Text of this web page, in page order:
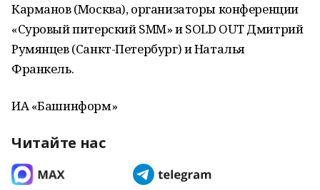
Карманов (Москва), организаторы конференции
«Суровый питерский SMM» и SOLD OUT Дмитрий
Румянцев (Санкт-Петербург) и Наталья
Франкель.
ИА «Башинформ»
Читайте нас